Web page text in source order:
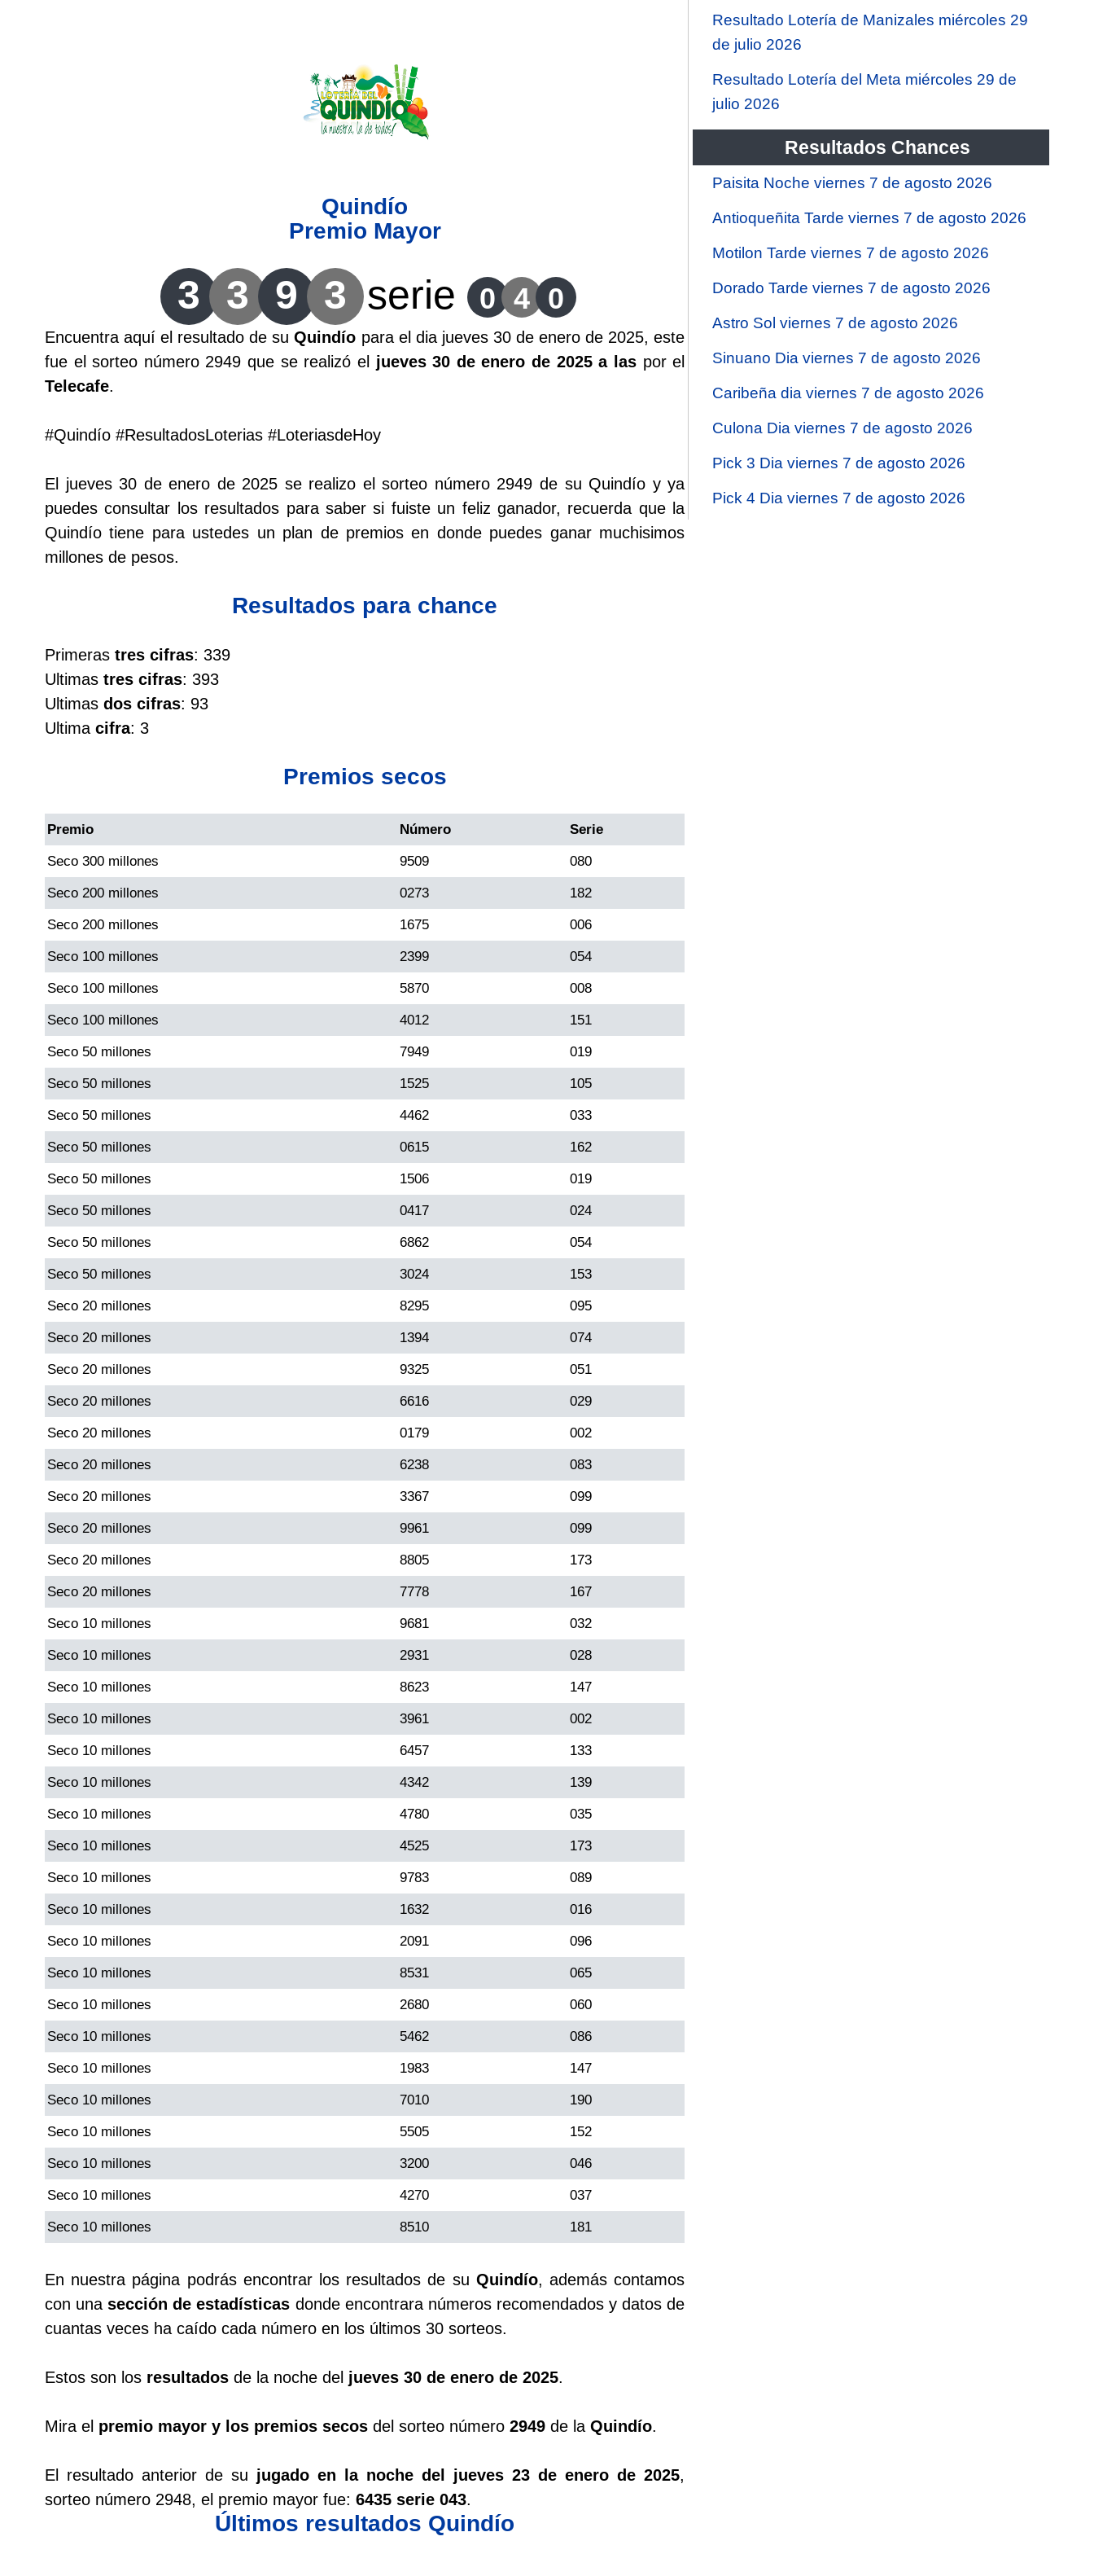
Lotería de Medellín
Lotería de Santander
Extra de Colombia
Antioqueñita Día
Astro Luna
Caribeña Noche
Chontico Día
Chontico Noche
Culona día
Culona noche
Dorado Mañana
Dorado Tarde
Dorado Noche
Fantástica Día
Fantástica Noche
Motilon Tarde
Motilon Noche
Paisita Noche
Paisita 3
Pick 3 Día
Pick 3 Noche
Pick 4 Día
Pick 4 Noche
Pijao de Oro
Saman de la suerte
Sinuano Día
Sinuano Noche
Super Chontico Noche
Quindío
Premio Mayor
3 3 9 3 serie 0 4 0
Encuentra aquí el resultado de suQuindío para el dia jueves 30 de enero de 2025, este
fue el sorteo número 2949 que se realizó el jueves 30 de enero de 2025 a las por el
Telecafe.
#Quindío #ResultadosLoterias #LoteriasdeHoy
El jueves 30 de enero de 2025 se realizo el sorteo número 2949 de su Quindío y ya
puedes consultar los resultados para saber si fuiste un feliz ganador, recuerda que la
Quindío tiene para ustedes un plan de premios en donde puedes ganar muchisimos
millones de pesos.
Resultados para chance
Primeras tres cifras: 339
Ultimas tres cifras: 393
Ultimas dos cifras: 93
Ultima cifra: 3
Premios secos
Premio Número Serie
Seco 300 millones 9509 080
Seco 200 millones 0273 182
Seco 200 millones 1675 006
Seco 100 millones 2399 054
Seco 100 millones 5870 008
Seco 100 millones 4012 151
Seco 50 millones 7949 019
Seco 50 millones 1525 105
Seco 50 millones 4462 033
Seco 50 millones 0615 162
Seco 50 millones 1506 019
Seco 50 millones 0417 024
Seco 50 millones 6862 054
Seco 50 millones 3024 153
Seco 20 millones 8295 095
Seco 20 millones 1394 074
Seco 20 millones 9325 051
Seco 20 millones 6616 029
Seco 20 millones 0179 002
Seco 20 millones 6238 083
Seco 20 millones 3367 099
Seco 20 millones 9961 099
Seco 20 millones 8805 173
Seco 20 millones 7778 167
Seco 10 millones 9681 032
Seco 10 millones 2931 028
Seco 10 millones 8623 147
Seco 10 millones 3961 002
Seco 10 millones 6457 133
Seco 10 millones 4342 139
Seco 10 millones 4780 035
Seco 10 millones 4525 173
Seco 10 millones 9783 089
Seco 10 millones 1632 016
Seco 10 millones 2091 096
Seco 10 millones 8531 065
Seco 10 millones 2680 060
Seco 10 millones 5462 086
Seco 10 millones 1983 147
Seco 10 millones 7010 190
Seco 10 millones 5505 152
Seco 10 millones 3200 046
Seco 10 millones 4270 037
Seco 10 millones 8510 181
En nuestra página podrás encontrar los resultados de su Quindío, además contamos
con unasección de estadísticas donde encontrara números recomendados y datos de
cuantas veces ha caído cada número en los últimos 30 sorteos.
Estos son los resultados de la noche del jueves 30 de enero de 2025.
Mira el premio mayor y los premios secos del sorteo número 2949 de la Quindío.
El resultado anterior de su jugado en la noche del jueves 23 de enero de 2025,
sorteo número 2948, el premio mayor fue: 6435 serie 043.
Últimos resultados Quindío
Resultado Lotería de Manizales miércoles 29
de julio 2026
Resultado Lotería del Meta miércoles 29 de
julio 2026
Resultados Chances
Paisita Noche viernes 7 de agosto 2026
Antioqueñita Tarde viernes 7 de agosto 2026
Motilon Tarde viernes 7 de agosto 2026
Dorado Tarde viernes 7 de agosto 2026
Astro Sol viernes 7 de agosto 2026
Sinuano Dia viernes 7 de agosto 2026
Caribeña dia viernes 7 de agosto 2026
Culona Dia viernes 7 de agosto 2026
Pick 3 Dia viernes 7 de agosto 2026
Pick 4 Dia viernes 7 de agosto 2026